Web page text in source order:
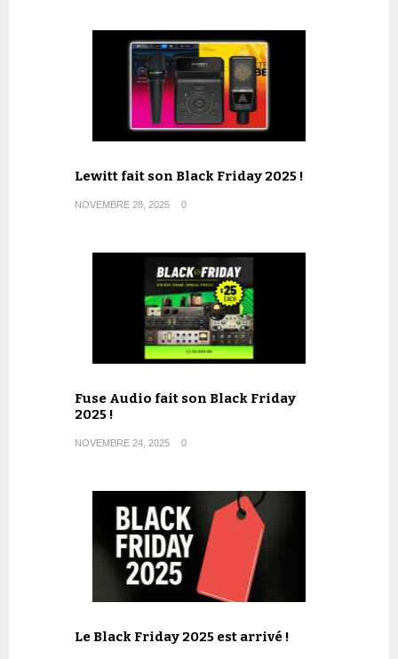
Lewitt fait son Black Friday 2025 !
NOVEMBRE 28, 2025 0
Fuse Audio fait son Black Friday
2025 !
NOVEMBRE 24, 2025 0
Le Black Friday 2025 est arrivé !